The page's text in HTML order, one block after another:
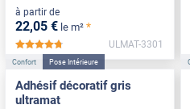
à partir de
22,05 € le m² *
*****
ULMAT-3301
Confort Pose Intérieure
Adhésif décoratif gris
ultramat